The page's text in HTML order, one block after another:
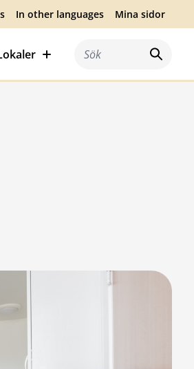
In other languages Mina sidor
Sök efter: